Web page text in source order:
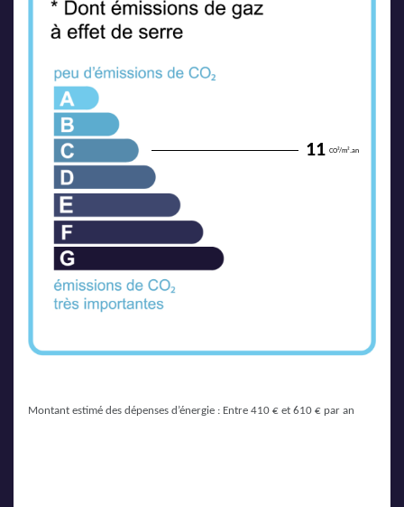
11 CO²/m².an
Montant estimé des dépenses d’énergie : Entre 410 € et 610 € par an